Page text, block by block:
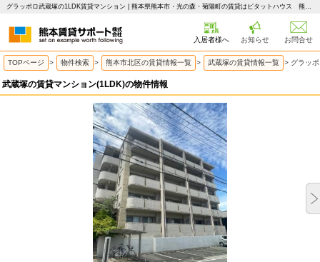
グラッポロ武蔵塚の1LDK賃貸マンション | 熊本県熊本市・光の森・菊陽町の賃貸はピタットハウス 熊本賃貸サポート
入居者様へ お知らせ お問合せ
TOPページ > 物件検索 > 熊本市北区の賃貸情報一覧 > 武蔵塚の賃貸情報一覧 > グラッ
武蔵塚の賃貸マンション(1LDK)の物件情報